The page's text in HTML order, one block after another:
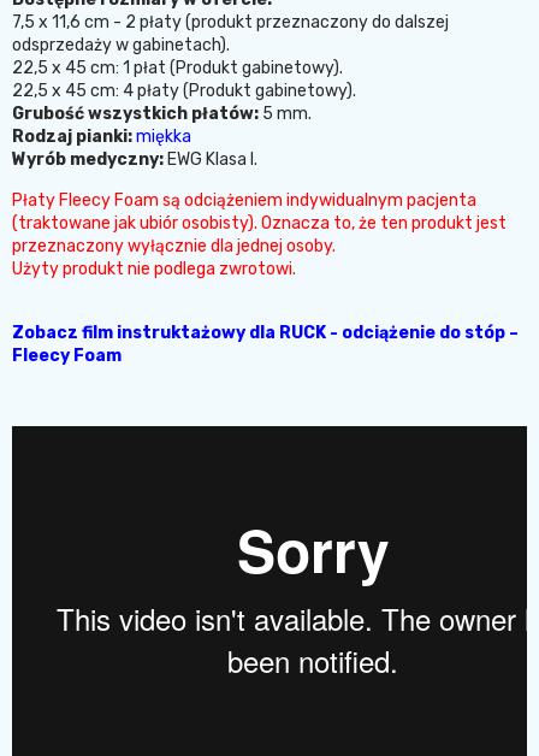
7,5 x 11,6 cm - 2 płaty (produkt przeznaczony do dalszej
odsprzedaży w gabinetach).
22,5 x 45 cm: 1 płat (Produkt gabinetowy).
22,5 x 45 cm: 4 płaty (Produkt gabinetowy).
Grubość wszystkich płatów: 5 mm.
Rodzaj pianki:miękka
Wyrób medyczny: EWG Klasa I.
Płaty Fleecy Foam są odciążeniem indywidualnym pacjenta
(traktowane jak ubiór osobisty). Oznacza to, że ten produkt jest
przeznaczony wyłącznie dla jednej osoby.
Użyty produkt nie podlega zwrotowi.
Zobacz film instruktażowy dla RUCK - odciążenie do stóp –
Fleecy Foam